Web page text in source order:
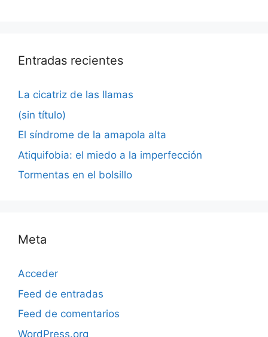
Entradas recientes
La cicatriz de las llamas
(sin título)
El síndrome de la amapola alta
Atiquifobia: el miedo a la imperfección
Tormentas en el bolsillo
Meta
Acceder
Feed de entradas
Feed de comentarios
WordPress.org